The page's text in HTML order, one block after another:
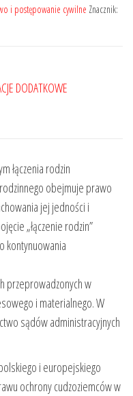
i postępowanie cywilne Znacznik:
DODATKOWE
łączenia rodzin
obejmuje prawo
jej jedności i
„łączenie rodzin”
kontynuowania
przeprowadzonych w
i materialnego. W
sądów administracyjnych
i europejskiego
ochrony cudzoziemców w